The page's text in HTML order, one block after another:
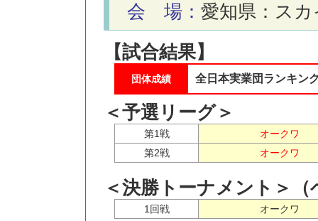
会 場： 愛知県：ス
【試合結果】
団体成績 全日本実業団ランキン
＜予選リーグ＞
第1戦
オークワ
第2戦
オークワ
＜決勝トーナメント＞
1回戦 オークワ